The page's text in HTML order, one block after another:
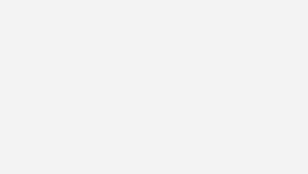
wenn ein Duschbereich ebenerdig ist,
gewünschten Ablauf fließen und sich nicht
zu stark aufstauen. Durch
Sanitärhersteller diese Eigenschaften